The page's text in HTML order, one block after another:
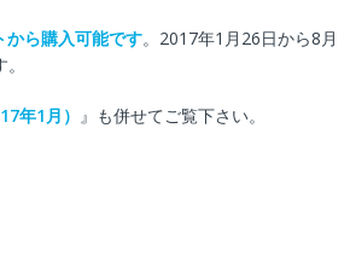
ら購入可能です。2017年1月26日から8月
年1月） 』も併せてご覧下さい。